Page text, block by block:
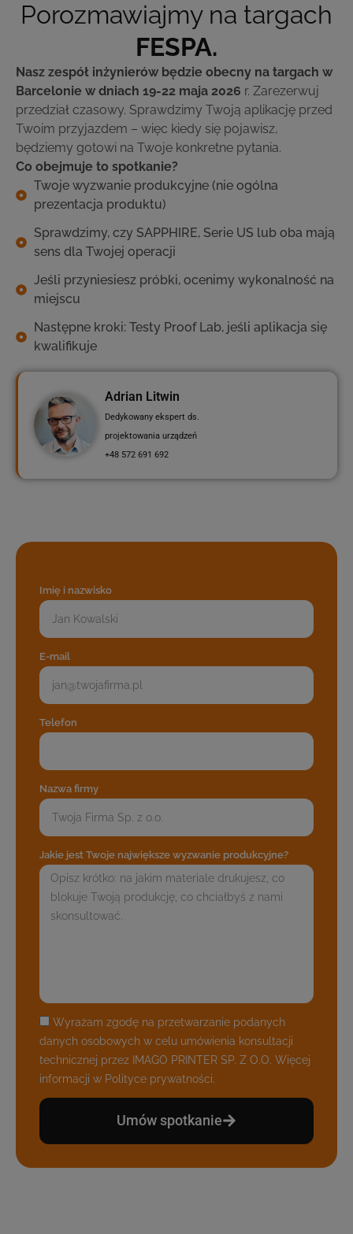
Porozmawiajmy na targach
FESPA.
Nasz zespół inżynierów będzie obecny na targach w
Barcelonie w dniach 19-22 maja 2026 r. Zarezerwuj
przedział czasowy. Sprawdzimy Twoją aplikację przed
Twoim przyjazdem – więc kiedy się pojawisz,
będziemy gotowi na Twoje konkretne pytania.
Co obejmuje to spotkanie?
Twoje wyzwanie produkcyjne (nie ogólna
prezentacja produktu)
Sprawdzimy, czy SAPPHIRE, Serie US lub oba mają
sens dla Twojej operacji
Jeśli przyniesiesz próbki, ocenimy wykonalność na
miejscu
Następne kroki: Testy Proof Lab, jeśli aplikacja się
kwalifikuje
Adrian Litwin
Dedykowany ekspert ds.
projektowania urządzeń
+48 572 691 692
Imię i nazwisko
E-mail
Telefon
Nazwa firmy
Jakie jest Twoje największe wyzwanie produkcyjne?
Wyrażam zgodę na przetwarzanie podanych
danych osobowych w celu umówienia konsultacji
technicznej przez IMAGO PRINTER SP. Z O.O. Więcej
informacji w Polityce prywatności.
Umów spotkanie